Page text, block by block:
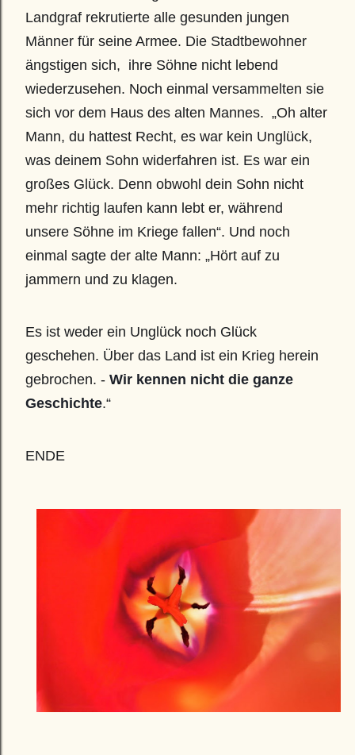
Landgraf rekrutierte alle gesunden jungen
Männer für seine Armee. Die Stadtbewohner
ängstigen sich,  ihre Söhne nicht lebend
wiederzusehen. Noch einmal versammelten sie
sich vor dem Haus des alten Mannes.  „Oh alter
Mann, du hattest Recht, es war kein Unglück,
was deinem Sohn widerfahren ist. Es war ein
großes Glück. Denn obwohl dein Sohn nicht
mehr richtig laufen kann lebt er, während
unsere Söhne im Kriege fallen“. Und noch
einmal sagte der alte Mann: „Hört auf zu
jammern und zu klagen.
Es ist weder ein Unglück noch Glück
geschehen. Über das Land ist ein Krieg herein
gebrochen. - Wir kennen nicht die ganze
Geschichte.“
ENDE